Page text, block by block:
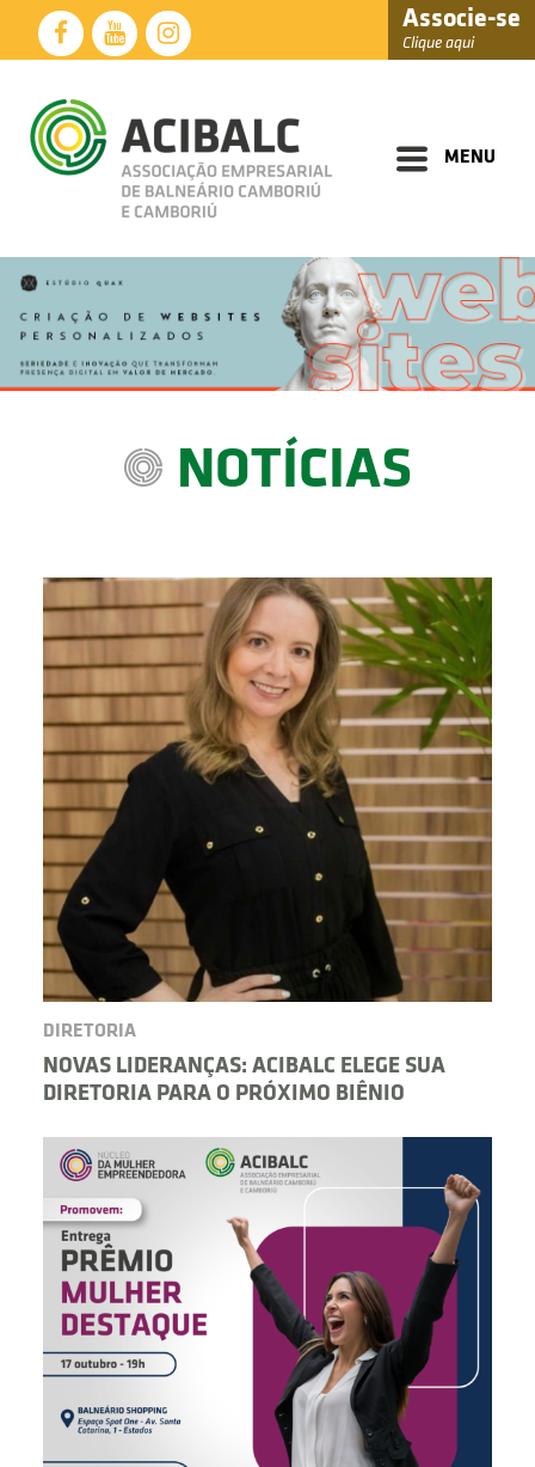
Associe-se
Clique aqui
MENU
Diretoria
Documentos
Soluções
Núcleos
NOTÍCIAS
DIRETORIA
NOVAS LIDERANÇAS: ACIBALC ELEGE SUA
DIRETORIA PARA O PRÓXIMO BIÊNIO